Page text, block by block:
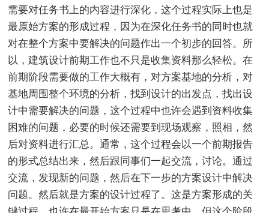
需要对任务书上的内容进行深化，这个过程实际上也是
最原始方案的形成过程，因为在深化任务书的同时也就
对在整个方案中要解决的问题作出一个初步的回答。所
以，建筑设计前期工作也不只是收集资料那么轻松。在
前期阶段需要做的工作大概有，对方案基地的分析，对
基地周围整个环境的分析，找到设计的出发点，找出设
计中需要解决的问题，这个过程中也许会遇到资料收集
困难的问题，必要的时候还需要到现场观察，照相，然
后对资料进行汇总。通常，这个过程会以一个前期报告
的形式总结出来，然后跟同事们一起交流，讨论。通过
交流，发现新的问题，然后在下一步的方案设计中解决
问题。然后就是方案的设计过程了。这是方案形成的关